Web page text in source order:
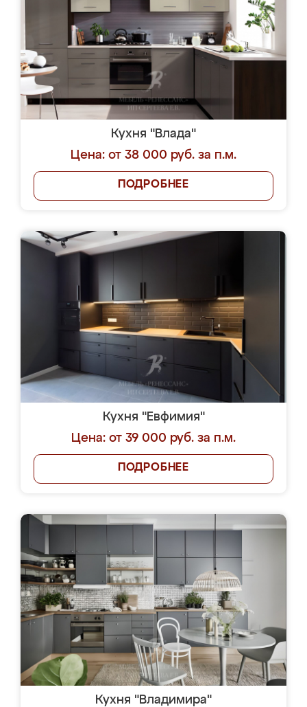
Кухня "Влада"
Цена: от 38 000 руб. за п.м.
ПОДРОБНЕЕ
Кухня "Евфимия"
Цена: от 39 000 руб. за п.м.
ПОДРОБНЕЕ
Кухня "Владимира"